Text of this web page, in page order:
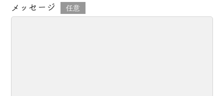
メッセージ 任意